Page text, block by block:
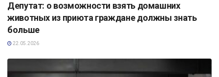
Депутат: о возможности взять домашних
животных из приюта граждане должны знать
больше
22.05.2026